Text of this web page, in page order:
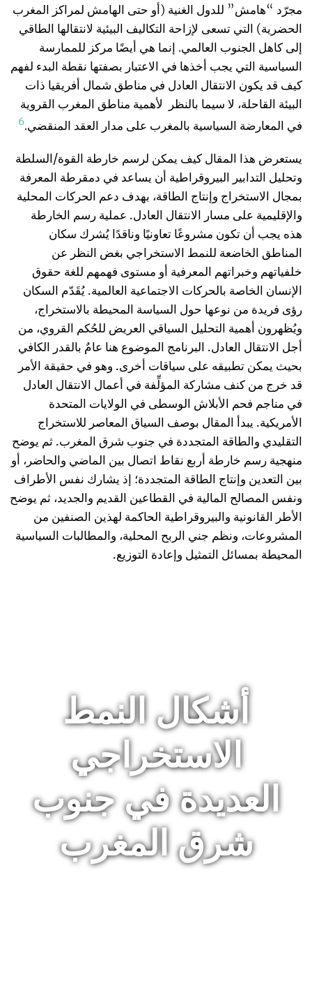
مجرّد “هامش” للدول الغنية (أو حتى الهامش لمراكز المغرب
الحضرية) التي تسعى لإزاحة التكاليف البيئية لانتقالها الطاقي
إلى كاهل الجنوب العالمي. إنما هي أيضًا مركز للممارسة
السياسية التي يجب أخذها في الاعتبار بصفتها نقطة البدء لفهم
كيف قد يكون الانتقال العادل في مناطق شمال أفريقيا ذات
البيئة القاحلة، لا سيما بالنظر لأهمية مناطق المغرب القروية
في المعارضة السياسية بالمغرب على مدار العقد المنقضي.6
يستعرض هذا المقال كيف يمكن لرسم خارطة القوة/السلطة
وتحليل التدابير البيروقراطية أن يساعد في دمقرطة المعرفة
بمجال الاستخراج وإنتاج الطاقة، بهدف دعم الحركات المحلية
والإقليمية على مسار الانتقال العادل. عملية رسم الخارطة
هذه يجب أن تكون مشروعًا تعاونيًا وناقدًا يُشرك سكان
المناطق الخاضعة للنمط الاستخراجي بغض النظر عن
خلفياتهم وخبراتهم المعرفية أو مستوى فهمهم للغة حقوق
الإنسان الخاصة بالحركات الاجتماعية العالمية. يُقَدّم السكان
رؤى فريدة من نوعها حول السياسة المحيطة بالاستخراج،
ويُظهرون أهمية التحليل السياقي العريض للحُكم القروي، من
أجل الانتقال العادل. البرنامج الموضوع هنا عامٌ بالقدر الكافي
بحيث يمكن تطبيقه على سياقات أخرى. وهو في حقيقة الأمر
قد خرج من كنف مشاركة المؤلِّفة في أعمال الانتقال العادل
في مناجم فحم الأبلاش الوسطى في الولايات المتحدة
الأمريكية. يبدأ المقال بوصف السياق المعاصر للاستخراج
التقليدي والطاقة المتجددة في جنوب شرق المغرب. ثم يوضح
منهجية رسم خارطة أربع نقاط اتصال بين الماضي والحاضر، أو
بين التعدين وإنتاج الطاقة المتجددة؛ إذ يشارك نفس الأطراف
ونفس المصالح المالية في القطاعين القديم والجديد، ثم يوضح
الأطر القانونية والبيروقراطية الحاكمة لهذين الصنفين من
المشروعات، ونظم جني الربح المحلية، والمطالبات السياسية
المحيطة بمسائل التمثيل وإعادة التوزيع.
أشكال النمط
الاستخراجي
العديدة في جنوب
شرق المغرب